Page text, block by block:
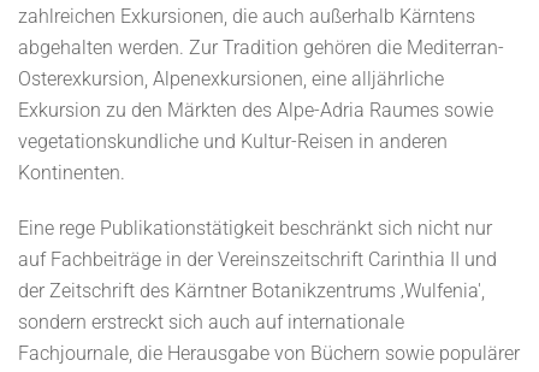
zahlreichen Exkursionen, die auch außerhalb Kärntens
abgehalten werden. Zur Tradition gehören die Mediterran-
Osterexkursion, Alpenexkursionen, eine alljährliche
Exkursion zu den Märkten des Alpe-Adria Raumes sowie
vegetationskundliche und Kultur-Reisen in anderen
Kontinenten.
Eine rege Publikationstätigkeit beschränkt sich nicht nur
auf Fachbeiträge in der Vereinszeitschrift Carinthia II und
der Zeitschrift des Kärntner Botanikzentrums ‚Wulfenia',
sondern erstreckt sich auch auf internationale
Fachjournale, die Herausgabe von Büchern sowie populärer